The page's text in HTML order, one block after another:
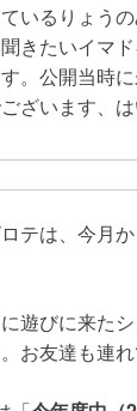
いるりょう
聞きたいイマ
。公開当時
ざいます、は
テは、今月
遊びに来た
お友達も連